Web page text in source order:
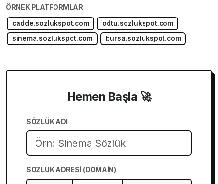
ÖRNEK PLATFORMLAR
cadde.sozlukspot.com
odtu.sozlukspot.com
sinema.sozlukspot.com
bursa.sozlukspot.com
Hemen Başla 🚀
SÖZLÜK ADI
SÖZLÜK ADRESI (DOMAIN)